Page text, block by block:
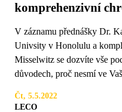
komprehenzivní
V záznamu přednášky Dr.
Univsity v Honolulu a
Misselwitz se dozvíte vše
důvodech, proč nesmí ve
Čt, 5.5.2022
LECO